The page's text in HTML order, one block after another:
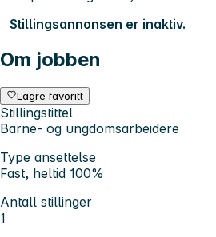
Stillingsannonsen er inaktiv.
Om jobben
Lagre favoritt
Stillingstittel
Barne- og ungdomsarbeidere
Type ansettelse
Fast, heltid 100%
Antall stillinger
1